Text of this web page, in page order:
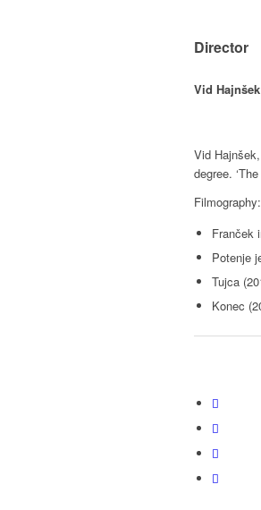
Director
Vid Hajnšek
Vid
degree.
Filmography:
Franček
Potenje
Tujca
Konec